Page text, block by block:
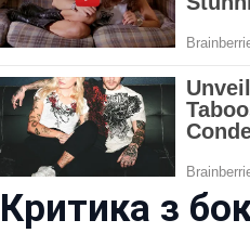
Критика з